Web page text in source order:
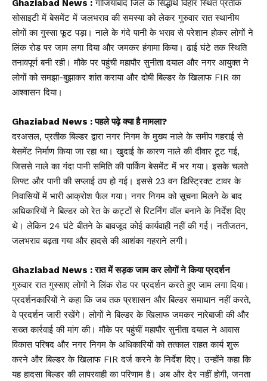
Ghaziabad News : गाजियाबाद जिले के सिद्धार्थ विहार स्थित प्रतीक
सोसाइटी में बेसमेंट में जलभराव की समस्या को लेकर गुरुवार रात स्थानीय
लोगों का गुस्सा फूट पड़ा। नाले के गंदे पानी के भराव से परेशान होकर लोगों ने
लिंक रोड पर जाम लगा दिया और जमकर हंगामा किया। ढाई घंटे तक स्थिति
तनावपूर्ण बनी रही। मौके पर पहुंची महापौर सुनीता दयाल और नगर आयुक्त ने
लोगों को समझा-बुझाकर शांत कराया और दोषी बिल्डर के खिलाफ FIR का
आश्वासन दिया।
Ghaziabad News : पहले पढ़े क्या है मामला?
दरअसल, प्रतीक बिल्डर द्वारा नगर निगम के मुख्य नाले के समीप गहराई से
बेसमेंट निर्माण किया जा रहा था। खुदाई के कारण नाले की दीवार टूट गई,
जिससे नाले का गंदा पानी समिति की पार्किंग बेसमेंट में भर गया। इसके चलते
लिफ्ट और पानी की सप्लाई ठप हो गई। इससे 23 वन डिस्ट्रिक्ट टावर के
निवासियों में भारी आक्रोश फैल गया। नगर निगम को सूचना मिलने के बाद
अधिकारियों ने बिल्डर को रेत के कट्टों से रिटर्निंग वॉल बनाने के निर्देश दिए
थे। लेकिन 24 घंटे बीतने के बावजूद कोई कार्यवाही नहीं की गई। नतीजतन,
जलभराव बढ़ता गया और हादसे की आशंका गहराने लगी।
Ghaziabad News : रात में सड़क जाम कर लोगों ने किया प्रदर्शन
गुरुवार रात गुस्साए लोगों ने लिंक रोड पर प्रदर्शन करते हुए जाम लगा दिया।
प्रदर्शनकारियों ने कहा कि जब तक प्रशासन और बिल्डर समाधान नहीं करते,
वे प्रदर्शन जारी रखेंगे। लोगों ने बिल्डर के खिलाफ जमकर नारेबाजी की और
सख्त कार्रवाई की मांग की। मौके पर पहुंचीं महापौर सुनीता दयाल ने आवास
विकास परिषद और नगर निगम के अधिकारियों को तत्काल राहत कार्य शुरू
करने और बिल्डर के खिलाफ FIR दर्ज करने के निर्देश दिए। उन्होंने कहा कि
यह हादसा बिल्डर की लापरवाही का परिणाम है। अब और देर नहीं होगी, जनता